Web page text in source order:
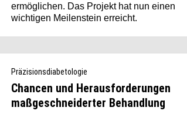
ermöglichen. Das Projekt hat nun einen
wichtigen Meilenstein erreicht.
Präzisionsdiabetologie
Chancen und Herausforderungen
maßgeschneiderter Behandlung